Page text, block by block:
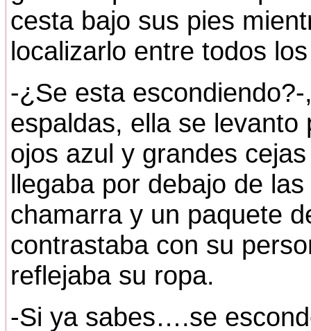
cesta bajo sus pies
localizarlo entre todos
-¿Se esta
espaldas, ella se
ojos azul y grandes
llegaba por debajo de
chamarra y un paquete
contrastaba con su
reflejaba su ropa.
-Si ya sabes….se